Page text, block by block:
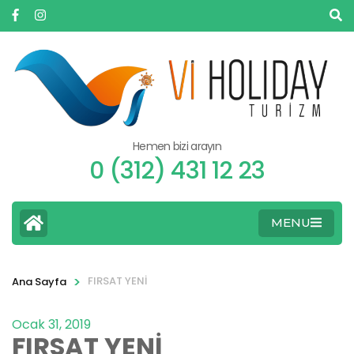
Hemen bizi arayın
0 (312) 431 12 23
MENU
Ana Sayfa > FIRSAT YENİ
Ocak 31, 2019
FIRSAT YENİ